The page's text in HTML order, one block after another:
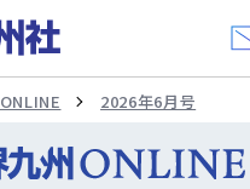
2026年6月号